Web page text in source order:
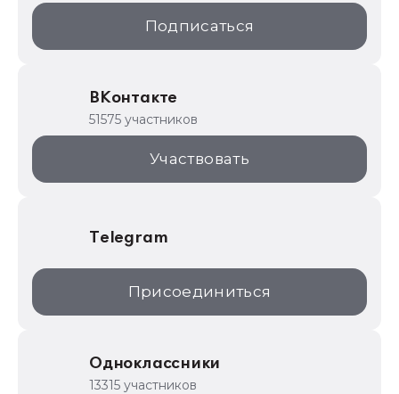
1С:Образование
ИТС.1C.ru
1С:Торговая площадка
Подписаться
ВКонтакте
51575 участников
Участвовать
Telegram
Присоединиться
Одноклассники
13315 участников